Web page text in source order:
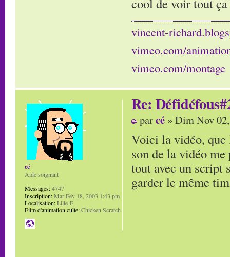
cool de voir tout
vincent-
vimeo.com/
vimeo.com/montage
Re:
parcé » Dim Nov
Voici la vidéo,
son de la vidéo
tout avec un script
garder le même
cé
Aide soignant
Messages:4747
Inscription:Mar Fév 18, 2003 1:43 pm
Localisation:Lille-F
Film d'animation culte:Chicken Scratch